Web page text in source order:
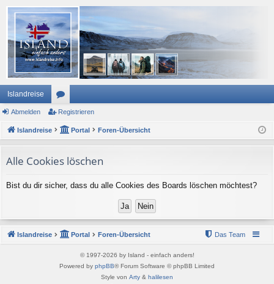
Islandreise
or
en
Abmelden Registrieren
Islandreise Portal Foren-Übersicht
Alle Cookies löschen
Bist du dir sicher, dass du alle Cookies des Boards löschen möchtest?
Islandreise Portal Foren-Übersicht Das Team
© 1997-2026 by Island - einfach anders!
Powered by phpBB® Forum Software © phpBB Limited
Style von Arty & halilesen